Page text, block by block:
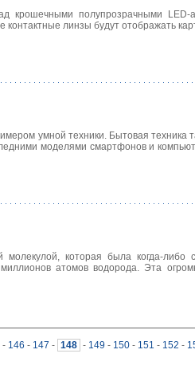
крошечными полупрозрачными LED-
линзы будут отображать
умной техники. Бытовая техника
моделями смартфонов и
молекулой, которая была когда-
атомов водорода. Эта
- 146 - 147 - 148 - 149 - 150 - 151 - 152 -